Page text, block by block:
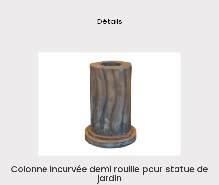
Détails
Colonne incurvée demi rouille pour statue de
jardin